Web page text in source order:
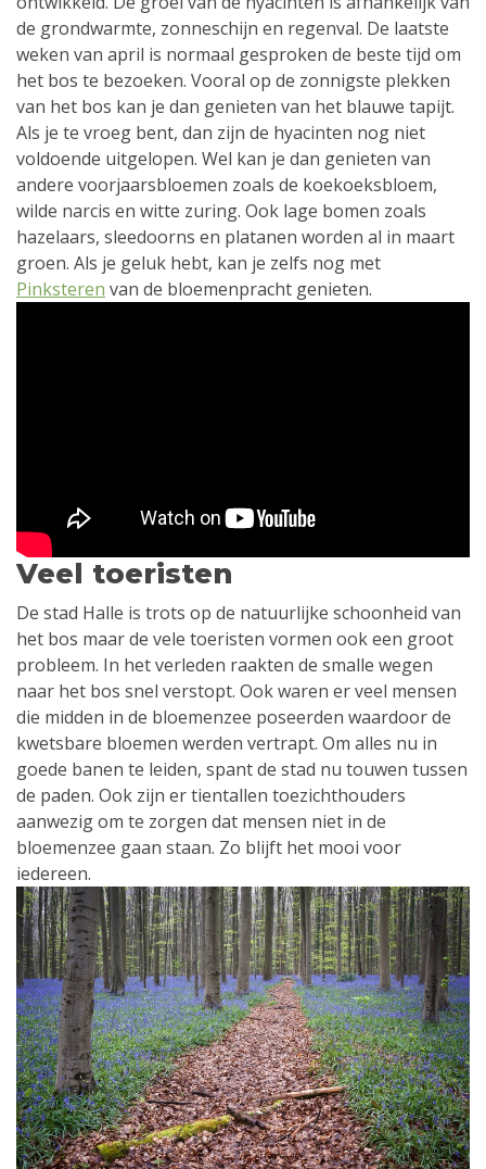
de grondwarmte, zonneschijn en regenval. De laatste
weken van april is normaal gesproken de beste tijd om
het bos te bezoeken. Vooral op de zonnigste plekken
van het bos kan je dan genieten van het blauwe tapijt.
Als je te vroeg bent, dan zijn de hyacinten nog niet
voldoende uitgelopen. Wel kan je dan genieten van
andere voorjaarsbloemen zoals de koekoeksbloem,
wilde narcis en witte zuring. Ook lage bomen zoals
hazelaars, sleedoorns en platanen worden al in maart
groen. Als je geluk hebt, kan je zelfs nog met
Pinksteren van de bloemenpracht genieten.
Veel toeristen
De stad Halle is trots op de natuurlijke schoonheid van
het bos maar de vele toeristen vormen ook een groot
probleem. In het verleden raakten de smalle wegen
naar het bos snel verstopt. Ook waren er veel mensen
die midden in de bloemenzee poseerden waardoor de
kwetsbare bloemen werden vertrapt. Om alles nu in
goede banen te leiden, spant de stad nu touwen tussen
de paden. Ook zijn er tientallen toezichthouders
aanwezig om te zorgen dat mensen niet in de
bloemenzee gaan staan. Zo blijft het mooi voor
iedereen.